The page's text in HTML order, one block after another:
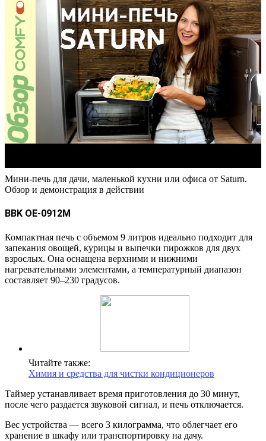
Мини-печь для дачи, маленькой кухни или офиса от Saturn.
Обзор и демонстрация в действии
BBK OE-0912M
Компактная печь с объемом 9 литров идеально подходит для
запекания овощей, курицы и выпечки пирожков для двух
взрослых. Она оснащена верхними и нижними
нагревательными элементами, а температурный диапазон
составляет 90–230 градусов.
Читайте также:
Химия и средства для чистки кондиционеров
Таймер устанавливает время приготовления до 30 минут,
после чего раздается звуковой сигнал, и печь отключается.
Вес устройства — всего 3 килограмма, что облегчает его
хранение в шкафу или транспортировку на дачу.